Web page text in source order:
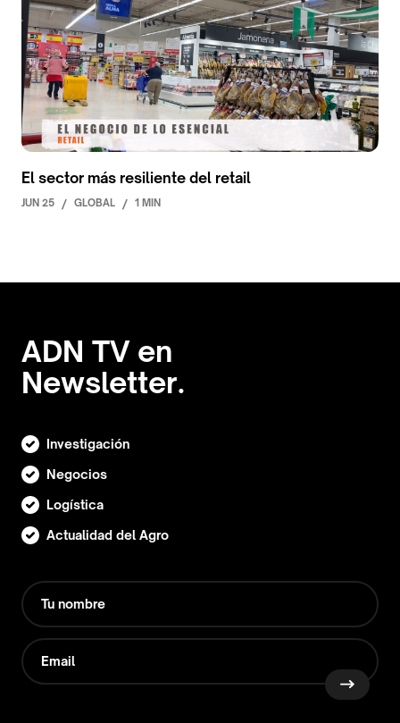
El sector más resiliente del retail
JUN 25 / GLOBAL / 1 MIN
ADN TV en
Newsletter.
Investigación
Negocios
Logística
Actualidad del Agro